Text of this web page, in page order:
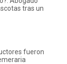
tras un
fueron